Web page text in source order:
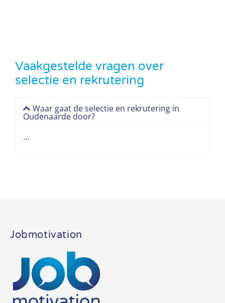
Vaakgestelde vragen over
selectie en rekrutering
Waar gaat de selectie en rekrutering in
Oudenaarde door?
…
Jobmotivation